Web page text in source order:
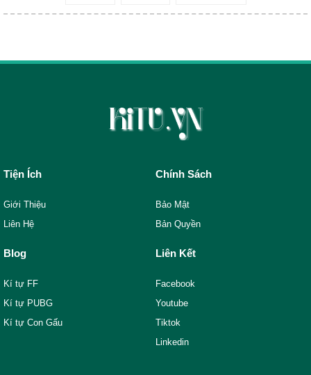
Tiện Ích
Giới Thiệu
Liên Hệ
Chính Sách
Bảo Mật
Bản Quyền
Blog
Kí tự FF
Kí tự PUBG
Kí tự Con Gấu
Liên Kết
Facebook
Youtube
Tiktok
Linkedin